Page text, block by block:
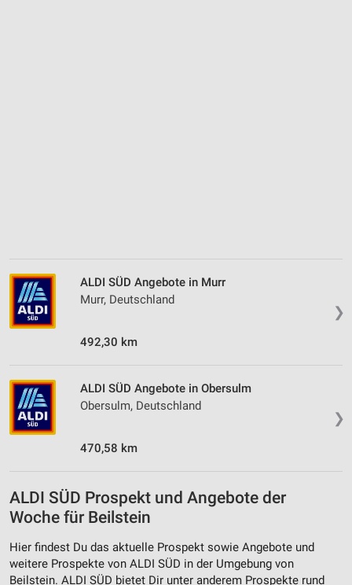
❯
ALDI SÜD Angebote in Murr
Murr, Deutschland
492,30 km
❯
ALDI SÜD Angebote in Obersulm
Obersulm, Deutschland
470,58 km
ALDI SÜD Prospekt und Angebote der
Woche für Beilstein
Hier findest Du das aktuelle Prospekt sowie Angebote und
weitere Prospekte von ALDI SÜD in der Umgebung von
Beilstein. ALDI SÜD bietet Dir unter anderem Prospekte rund